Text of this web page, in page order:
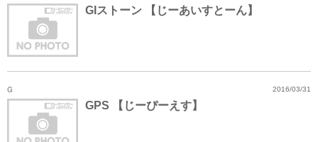
GIストーン 【じーあいすとーん】
G 2016/03/31
GPS 【じーぴーえす】